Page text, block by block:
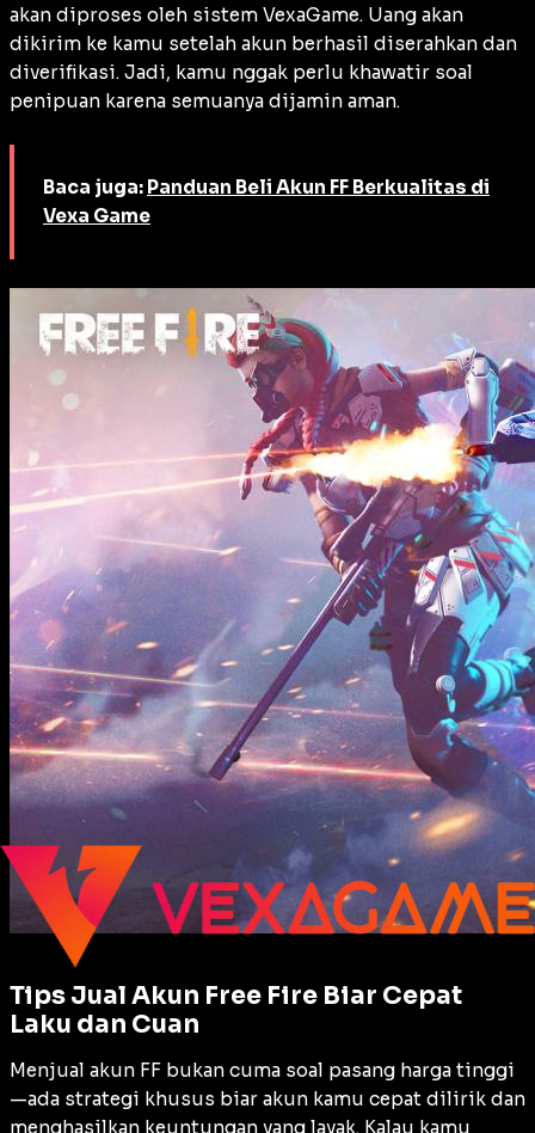
akan diproses oleh sistem VexaGame. Uang akan
dikirim ke kamu setelah akun berhasil diserahkan dan
diverifikasi. Jadi, kamu nggak perlu khawatir soal
penipuan karena semuanya dijamin aman.
Baca juga: Panduan Beli Akun FF Berkualitas di
Vexa Game
Tips Jual Akun Free Fire Biar Cepat
Laku dan Cuan
Menjual akun FF bukan cuma soal pasang harga tinggi
—ada strategi khusus biar akun kamu cepat dilirik dan
menghasilkan keuntungan yang layak. Kalau kamu